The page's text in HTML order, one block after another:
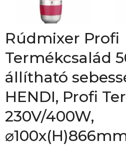
Rúdmixer Profi
Termékcsalád
állítható
HENDI, Profi
230V/400W,